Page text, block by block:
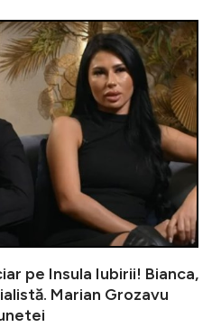
pe Insula Iubirii! Bianca,
Marian Grozavu